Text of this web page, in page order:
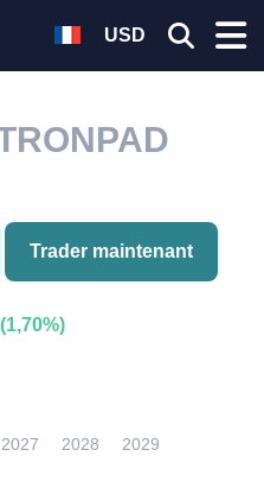
USD
Trader maintenant
(1,70%)
2027 2028
2029